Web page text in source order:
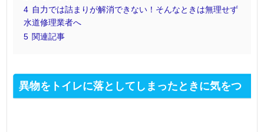
4 自力では詰まりが解消できない！そんなときは無理せず
水道修理業者へ
5 関連記事
異物をトイレに落としてしまったときに気をつ